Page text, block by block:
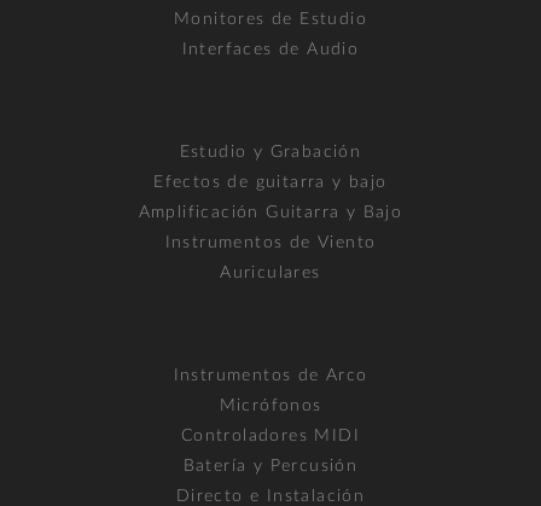
Monitores de Estudio
Interfaces de Audio
Estudio y Grabación
Efectos de guitarra y bajo
Amplificación Guitarra y Bajo
Instrumentos de Viento
Auriculares
Instrumentos de Arco
Micrófonos
Controladores MIDI
Batería y Percusión
Directo e Instalación